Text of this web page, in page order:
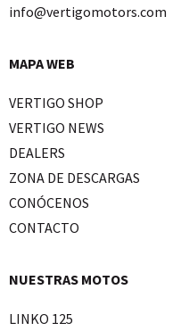
info@vertigomotors.com
MAPA WEB
VERTIGO SHOP
VERTIGO NEWS
DEALERS
ZONA DE DESCARGAS
CONÓCENOS
CONTACTO
NUESTRAS MOTOS
LINKO 125